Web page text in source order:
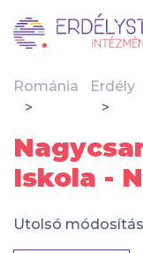
Románia Erdély
Iskola -
Utolsó